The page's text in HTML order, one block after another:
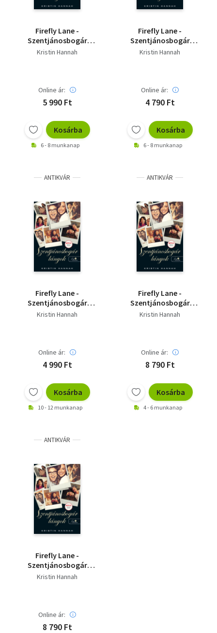
Firefly Lane -
Szentjánosbogár
lányok
Kristin Hannah
Online ár:
5 990 Ft
Kosárba
6 - 8 munkanap
Firefly Lane -
Szentjánosbogár
lányok
Kristin Hannah
Online ár:
4 790 Ft
Kosárba
6 - 8 munkanap
ANTIKVÁR
Firefly Lane -
Szentjánosbogár
lányok
Kristin Hannah
Online ár:
4 990 Ft
Kosárba
10 - 12 munkanap
ANTIKVÁR
Firefly Lane -
Szentjánosbogár
lányok
Kristin Hannah
Online ár:
8 790 Ft
Kosárba
4 - 6 munkanap
ANTIKVÁR
Firefly Lane -
Szentjánosbogár
lányok
Kristin Hannah
Online ár:
8 790 Ft